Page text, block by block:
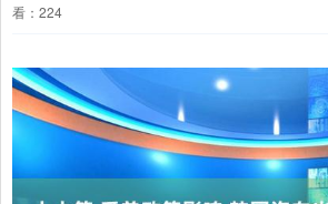
看：224